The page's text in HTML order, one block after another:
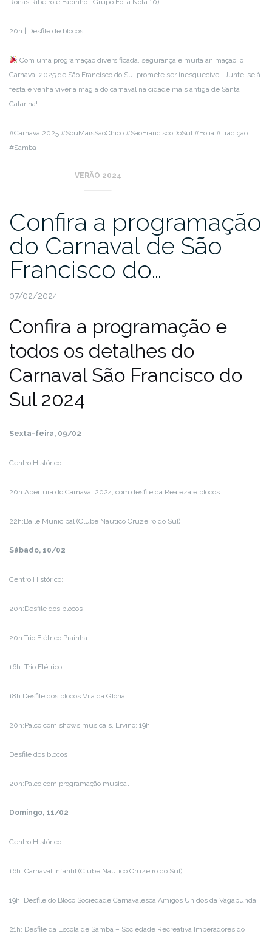
Ronas Ribeiro e Fabinho | Grupo Folia Nota 10)
20h | Desfile de blocos
Com uma programação diversificada, segurança e muita animação, o
Carnaval 2025 de São Francisco do Sul promete ser inesquecível. Junte-se à
festa e venha viver a magia do carnaval na cidade mais antiga de Santa
Catarina!
#Carnaval2025 #SouMaisSãoChico #SãoFranciscoDoSul #Folia #Tradição
#Samba
VERÃO 2024
Confira a programação
do Carnaval de São
Francisco do…
07/02/2024
Confira a programação e
todos os detalhes do
Carnaval São Francisco do
Sul 2024
Sexta-feira, 09/02
Centro Histórico:
20h:Abertura do Carnaval 2024, com desfile da Realeza e blocos
22h:Baile Municipal (Clube Náutico Cruzeiro do Sul)
Sábado, 10/02
Centro Histórico:
20h:Desfile dos blocos
20h:Trio Elétrico Prainha:
16h: Trio Elétrico
18h:Desfile dos blocos Vila da Glória:
20h:Palco com shows musicais. Ervino: 19h:
Desfile dos blocos
20h:Palco com programação musical
Domingo, 11/02
Centro Histórico:
16h: Carnaval Infantil (Clube Náutico Cruzeiro do Sul)
19h: Desfile do Bloco Sociedade Carnavalesca Amigos Unidos da Vagabunda
21h: Desfile da Escola de Samba – Sociedade Recreativa Imperadores do